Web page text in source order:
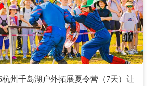
杭州千岛湖户外拓展夏令营（7天）让